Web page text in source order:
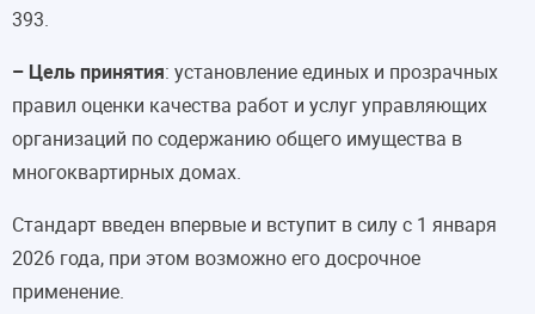
393.
– Цель принятия: установление единых и прозрачных
правил оценки качества работ и услуг управляющих
организаций по содержанию общего имущества в
многоквартирных домах.
Стандарт введен впервые и вступит в силу с 1 января
2026 года, при этом возможно его досрочное
применение.